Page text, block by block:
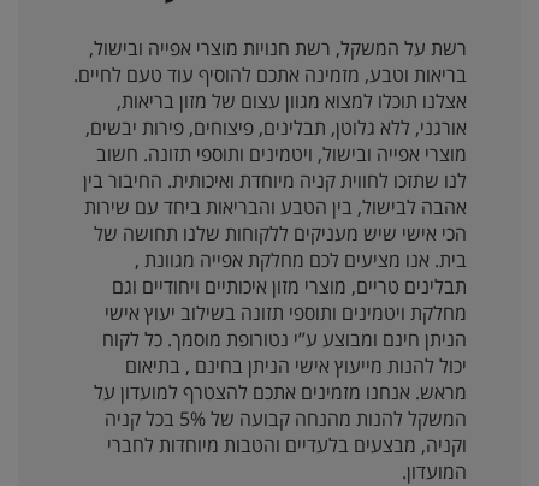
רשת על המשקל, רשת חנויות מוצרי אפייה ובישול,
בריאות וטבע, מזמינה אתכם להוסיף עוד טעם לחיים.
אצלנו תוכלו למצוא מגוון עצום של מזון בריאות,
אורגני, ללא גלוטן, תבלינים, פיצוחים, פירות יבשים,
מוצרי אפייה ובישול, ויטמינים ותוספי תזונה. חשוב
לנו שתזכו לחווית קניה מיוחדת ואיכותית. החיבור בין
אהבה לבישול, בין הטבע והבריאות ביחד עם שירות
הכי אישי שיש מעניקים ללקוחות שלנו תחושה של
בית. אנו מציעים לכם מחלקת אפייה מגוונת ,
תבלינים טריים, מוצרי מזון איכותיים ויחודיים וגם
מחלקת ויטמינים ותוספי תזונה בשילוב יעוץ אישי
הניתן חינם ומבוצע ע”י נטורופת מוסמך. כל לקוח
יכול להנות מייעוץ אישי הניתן בחינם , בתיאום
מראש. אנחנו מזמינים אתכם להצטרף למועדון על
המשקל להנות מהנחה קבועה של 5% בכל קניה
וקניה, מבצעים בלעדיים והטבות מיוחדות לחברי
המועדון.